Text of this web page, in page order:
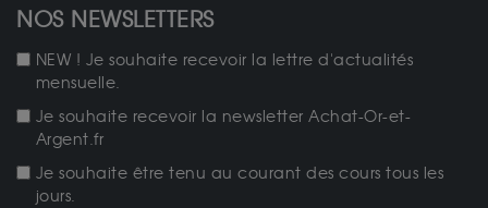
NOS NEWSLETTERS
NEW ! Je souhaite recevoir la lettre d'actualités
mensuelle.
Je souhaite recevoir la newsletter Achat-Or-et-
Argent.fr
Je souhaite être tenu au courant des cours tous les
jours.